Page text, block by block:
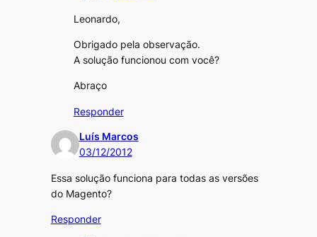
Leonardo,
Obrigado pela observação.
A solução funcionou com você?
Abraço
Responder
Luís Marcos
03/12/2012
Essa solução funciona para todas as versões
do Magento?
Responder